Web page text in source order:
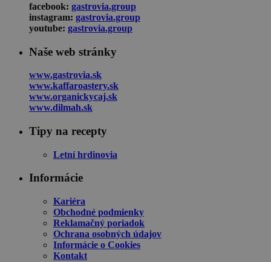
facebook: gastrovia.group
instagram: gastrovia.group
youtube: gastrovia.group
Naše web stránky
www.gastrovia.sk
www.kaffaroastery.sk
www.organickycaj.sk
www.dilmah.sk
Tipy na recepty
Letní hrdinovia
Informácie
Kariéra
Obchodné podmienky
Reklamačný poriadok
Ochrana osobných údajov
Informácie o Cookies
Kontakt